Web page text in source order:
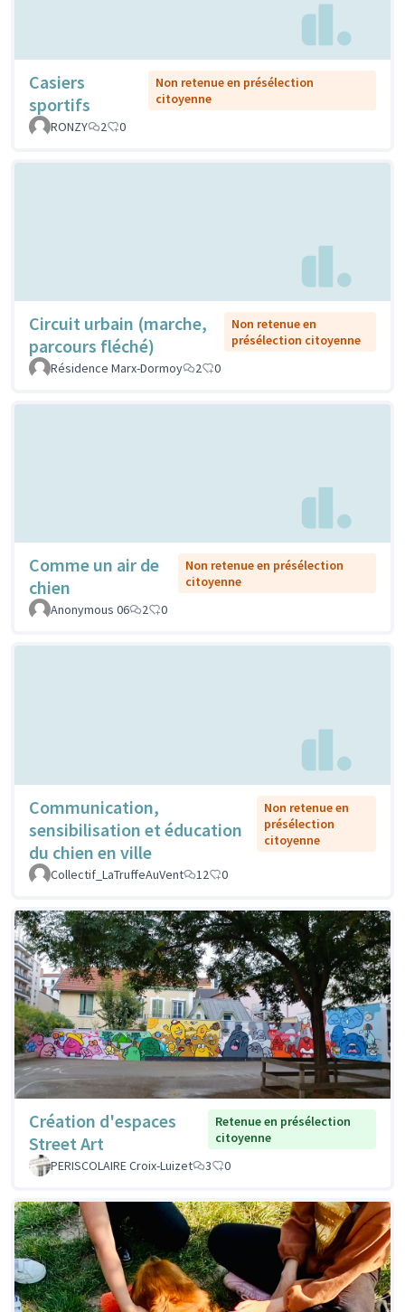
Casiers
sportifs
Non retenue en présélection
citoyenne
RONZY
2 0
Circuit urbain (marche,
parcours fléché)
Non retenue en
présélection citoyenne
Résidence Marx-Dormoy
2 0
Comme un air de
chien
Non retenue en présélection
citoyenne
Anonymous 06
2 0
Communication,
sensibilisation et éducation
du chien en ville
Non retenue en
présélection
citoyenne
Collectif_LaTruffeAuVent 12 0
Création d'espaces
Street Art
Retenue en présélection
citoyenne
PERISCOLAIRE Croix-Luizet
3 0